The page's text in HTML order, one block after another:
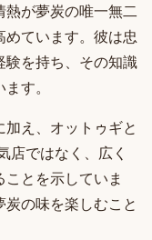
熱が夢炭の唯一無二
ています。彼は忠
験を持ち、その知識
す。
え、オットゥギと
店ではなく、広く
とを示していま
の味を楽しむこと